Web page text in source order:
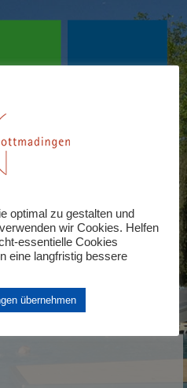
optimal zu gestalten und
wir Cookies. Helfen
essentielle Cookies
eine langfristig bessere
übernehmen